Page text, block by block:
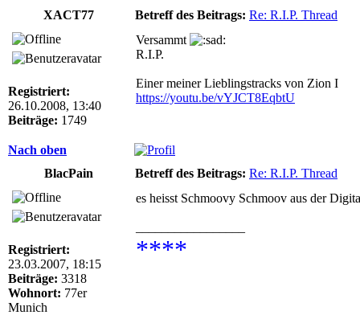
XACT77
Betreff des Beitrags: Re: R.I.P. Thread
Registriert:
26.10.2008, 13:40
Beiträge: 1749
Versammt
R.I.P.
Einer meiner Lieblingstracks von Zion I
https://youtu.be/vYJCT8EqbtU
Nach oben
BlacPain
Betreff des Beitrags: Re: R.I.P. Thread
Registriert:
23.03.2007, 18:15
Beiträge: 3318
Wohnort: 77er
Munich
es heisst Schmoovy Schmoov aus der
****